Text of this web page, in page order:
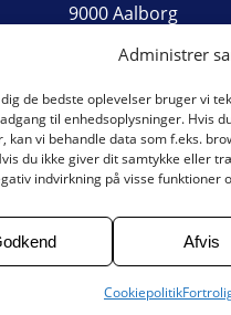
Administrer
de bedste oplevelser bruger vi
til enhedsoplysninger. Hvis
kan vi behandle data som f.eks.
du ikke giver dit samtykke eller
indvirkning på visse funktioner
Afvis
Cookiepolitik
9000 Aalborg
Org nr: 40156518